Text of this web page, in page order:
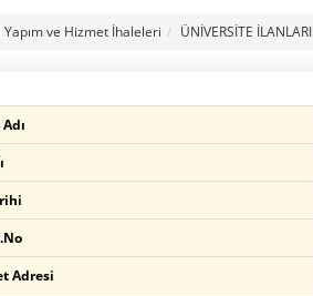
Yapım ve Hizmet İhaleleri ÜNİVERSİTE İLANLARI
Adresi